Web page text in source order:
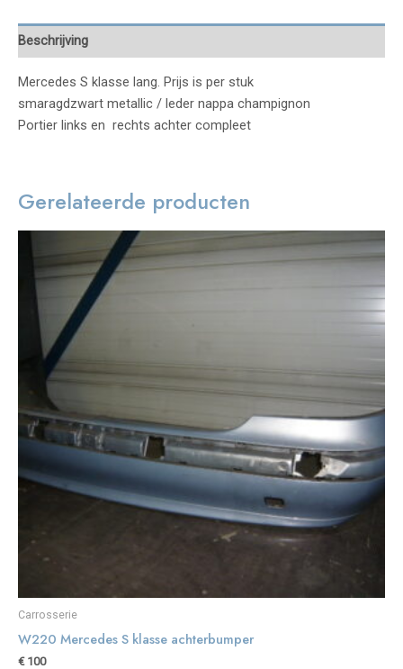
Beschrijving
Mercedes S klasse lang. Prijs is per stuk
smaragdzwart metallic / leder nappa champignon
Portier links en rechts achter compleet
Gerelateerde producten
Carrosserie
W220 Mercedes S klasse achterbumper
€100